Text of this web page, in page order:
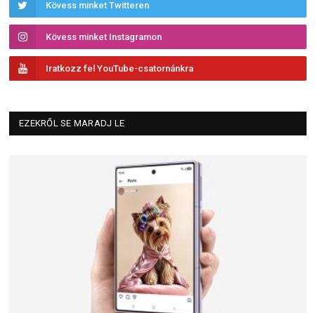
Kövess minket Twitteren
Kövess minket Instagramon
Iratkozz fel YouTube-csatornánkra
EZEKRŐL SE MARADJ LE